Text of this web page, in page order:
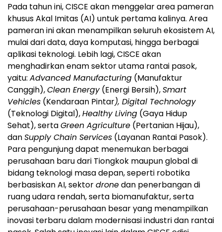
Pada tahun ini, CISCE akan menggelar area pameran
khusus Akal Imitas (AI) untuk pertama kalinya. Area
pameran ini akan menampilkan seluruh ekosistem AI,
mulai dari data, daya komputasi, hingga berbagai
aplikasi teknologi. Lebih lagi, CISCE akan
menghadirkan enam sektor utama rantai pasok,
yaitu: Advanced Manufacturing (Manufaktur
Canggih),Clean Energy(Energi Bersih),Smart
Vehicles (Kendaraan Pintar), Digital Technology
(Teknologi Digital),Healthy Living (Gaya Hidup
Sehat), sertaGreen Agriculture (Pertanian Hijau),
danSupply Chain Services (Layanan Rantai Pasok).
Para pengunjung dapat menemukan berbagai
perusahaan baru dari Tiongkok maupun global di
bidang teknologi masa depan, seperti robotika
berbasiskan AI, sektordronedan penerbangan di
ruang udara rendah, serta biomanufaktur, serta
perusahaan-perusahaan besar yang menampilkan
inovasi terbaru dalam modernisasi industri dan rantai